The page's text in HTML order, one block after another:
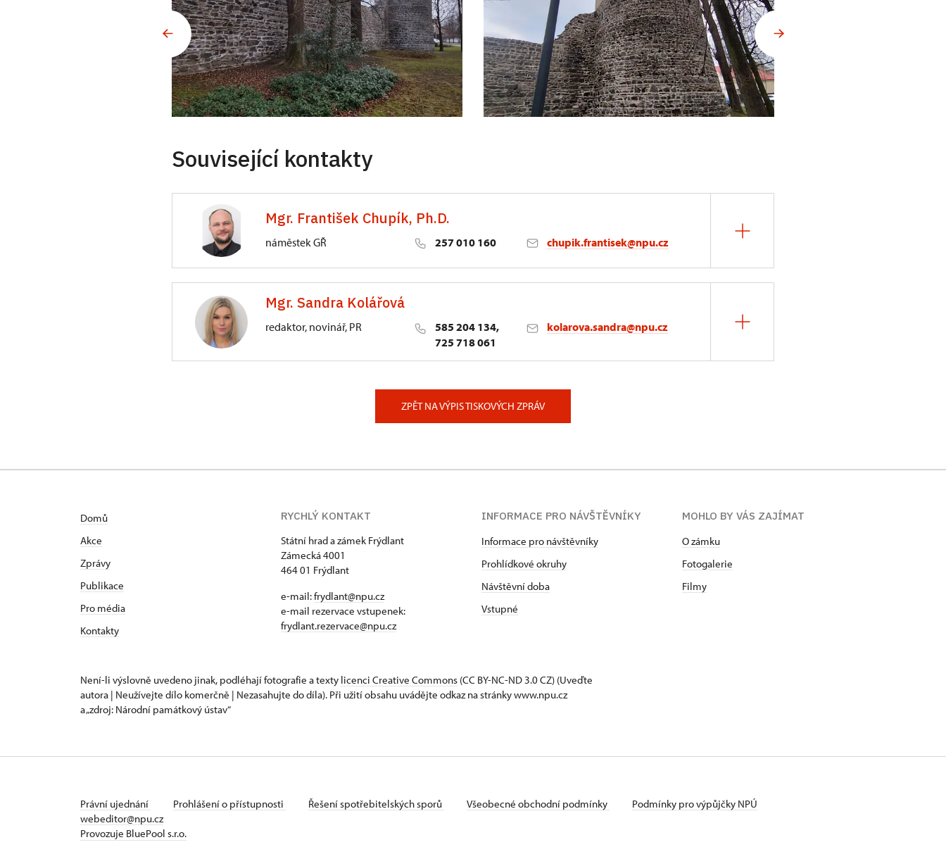
Související kontakty
Mgr. František Chupík, Ph.D.
náměstek GŘ 257 010 160 chupik.frantisek@npu.cz
Liliová 219/5, Praha
Mgr. Sandra Kolářová
redaktor, novinář, PR
585 204 134,
725 718 061
kolarova.sandra@npu.cz
ZPĚT NA VÝPIS TISKOVÝCH ZPRÁV
Domů
Akce
Zprávy
Publikace
Pro média
Kontakty
RYCHLÝ KONTAKT
Státní hrad a zámek Frýdlant
Zámecká 4001
464 01 Frýdlant
e-mail:frydlant@npu.cz
e-mail rezervace vstupenek:
frydlant.rezervace@npu.cz
INFORMACE PRO NÁVŠTĚVNÍKY
Informace pro návštěvníky
Prohlídkové okruhy
Návštěvní doba
Vstupné
MOHLO BY VÁS ZAJÍMAT
O zámku
Fotogalerie
Filmy
Není-li výslovně uvedeno jinak, podléhají fotografie a texty licenci Creative Commons (CC BY-NC-ND 3.0 CZ) (Uveďte
autora | Neužívejte dílo komerčně | Nezasahujte do díla). Při užití obsahu uvádějte odkaz na stránky www.npu.cz
a „zdroj: Národní památkový ústav“
Právní ujednání Prohlášení o přístupnosti Řešení spotřebitelských sporů Všeobecné obchodní podmínky
Podmínky pro výpůjčky NPÚ
webeditor@npu.cz
Provozuje BluePool s.r.o.